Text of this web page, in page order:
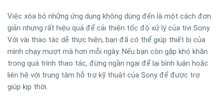
Việc xóa bỏ những ứng dụng không dùng đến là một cách đơn
giản nhưng rất hiệu quả để cải thiện tốc độ xử lý của tivi Sony.
Với vài thao tác dễ thực hiện, bạn đã có thể giúp thiết bị của
mình chạy mượt mà hơn mỗi ngày. Nếu bạn còn gặp khó khăn
trong quá trình thao tác, đừng ngần ngại để lại bình luận hoặc
liên hệ với trung tâm hỗ trợ kỹ thuật của Sony để được trợ
giúp kịp thời.